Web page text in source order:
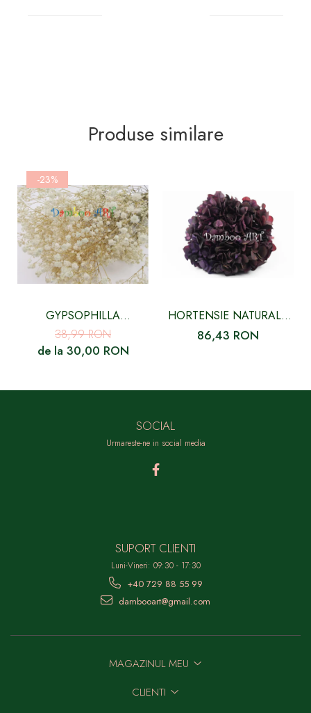
Produse similare
-23%
GYPSOPHILLA
CRIOGENATA ALBA
38,99 RON
de la 30,00 RON
HORTENSIE NATURALA
STABILIZATA, MOV
86,43 RON
SOCIAL
Urmareste-ne in social media
SUPORT CLIENTI
Luni-Vineri: 09:30 - 17:30
+40 729 88 55 99
dambooart@gmail.com
MAGAZINUL MEU
CLIENTI